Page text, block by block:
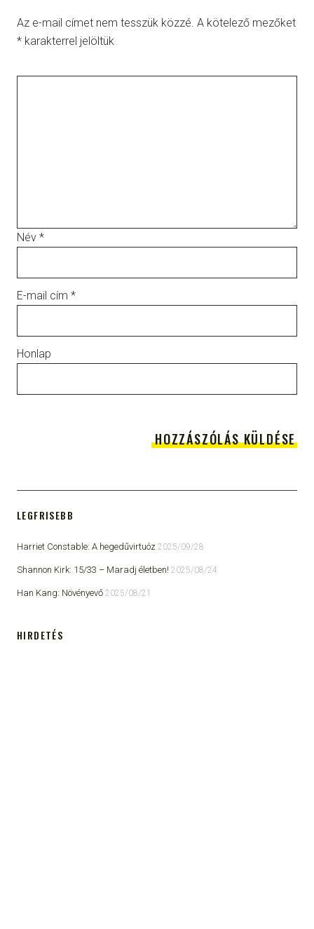
Az e-mail címet nem tesszük közzé. A kötelező mezőket
* karakterrel jelöltük
Név *
E-mail cím *
Honlap
LEGFRISEBB
Harriet Constable: A hegedűvirtuóz 2025/09/28
Shannon Kirk: 15/33 ​– Maradj életben! 2025/08/24
Han Kang: Növényevő 2025/08/21
HIRDETÉS